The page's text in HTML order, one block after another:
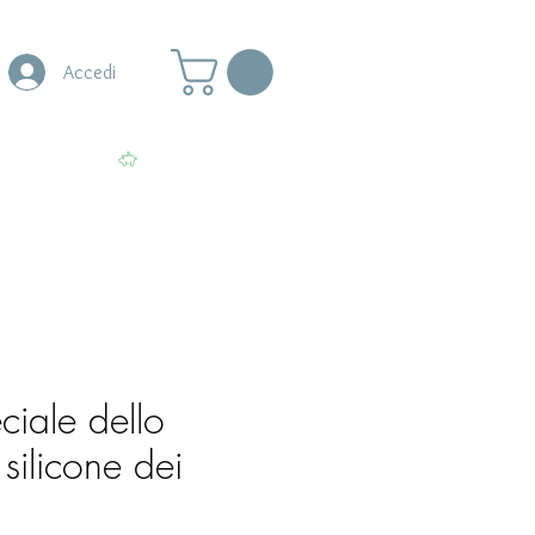
Accedi
dello
dei